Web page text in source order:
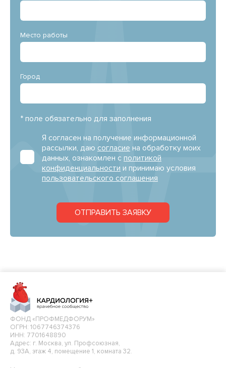
Место работы
Город
* поле обязательно для заполнения
Я согласен на получение информационной
рассылки, даю согласие на обработку моих
данных, ознакомлен с политикой
конфиденциальности и принимаю условия
пользовательского соглашения
ОТПРАВИТЬ ЗАЯВКУ
ФОНД «ПРОФМЕДФОРУМ»
ОГРН: 1067746374376
ИНН: 7701648890
Адрес: г. Москва, ул. Профсоюзная,
д. 93А, этаж 4, помещение 1, комната 32.